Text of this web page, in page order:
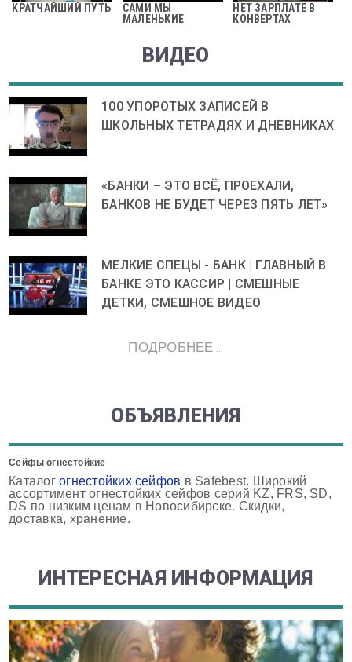
КРАТЧАЙШИЙ ПУТЬ
САМИ МЫ
МАЛЕНЬКИЕ
НЕТ ЗАРПЛАТЕ В
КОНВЕРТАХ
ВИДЕО
100 УПОРОТЫХ ЗАПИСЕЙ В
ШКОЛЬНЫХ ТЕТРАДЯХ И ДНЕВНИКАХ
«БАНКИ – ЭТО ВСЁ, ПРОЕХАЛИ,
БАНКОВ НЕ БУДЕТ ЧЕРЕЗ ПЯТЬ ЛЕТ»
МЕЛКИЕ СПЕЦЫ - БАНК | ГЛАВНЫЙ В
БАНКЕ ЭТО КАССИР | СМЕШНЫЕ
ДЕТКИ, СМЕШНОЕ ВИДЕО
ПОДРОБНЕЕ ...
ОБЪЯВЛЕНИЯ
Сейфы огнестойкие
Каталогогнестойких сейфов в Safebest. Широкий
ассортимент огнестойких сейфов серий KZ, FRS, SD,
DS по низким ценам в Новосибирске. Скидки,
доставка, хранение.
ИНТЕРЕСНАЯ ИНФОРМАЦИЯ